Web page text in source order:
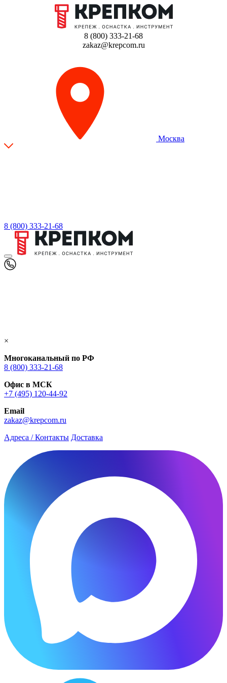
8 (800) 333-21-68
zakaz@krepcom.ru
Москва
8 (800) 333-21-68
×
Многоканальный по РФ
8 (800) 333‑21-68
Офис в МСК
+7 (495) 120-44-92
Email
zakaz@krepcom.ru
Адреса / Контакты Доставка